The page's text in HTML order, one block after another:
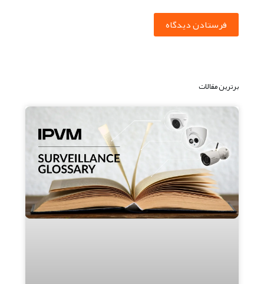
فرستادن دیدگاه
برترین مقالات